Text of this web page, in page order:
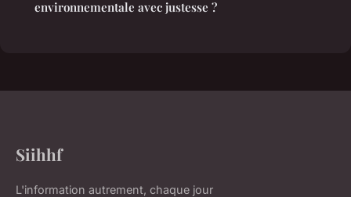
environnementale avec justesse ?
Siihhf
L'information autrement, chaque jour